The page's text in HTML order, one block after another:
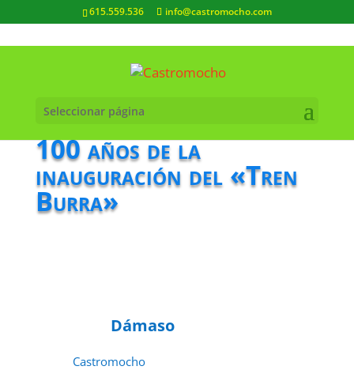
615.559.536 info@castromocho.com
Seleccionar página
100 años de la
inauguración del «Tren
Burra»
Dámaso
Castromocho